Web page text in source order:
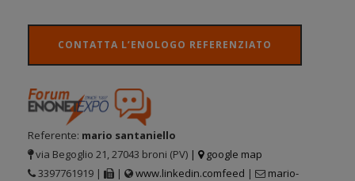
CONTATTA L’ENOLOGO REFERENZIATO
Referente: mario santaniello
via Begoglio 21, 27043 broni (PV) |
google map
3397761919 |
| www.linkedin.comfeed |
mario-